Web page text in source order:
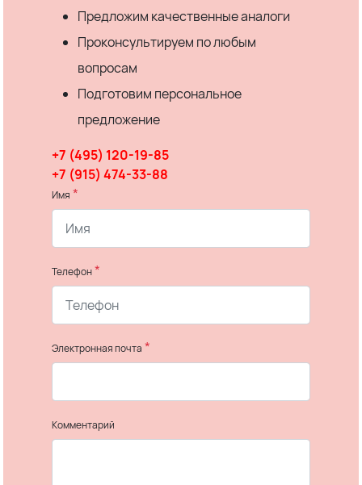
Предложим качественные аналоги
Проконсультируем по любым
вопросам
Подготовим персональное
предложение
+7 (495) 120-19-85
+7 (915) 474-33-88
Имя *
Телефон*
Электронная почта *
Комментарий